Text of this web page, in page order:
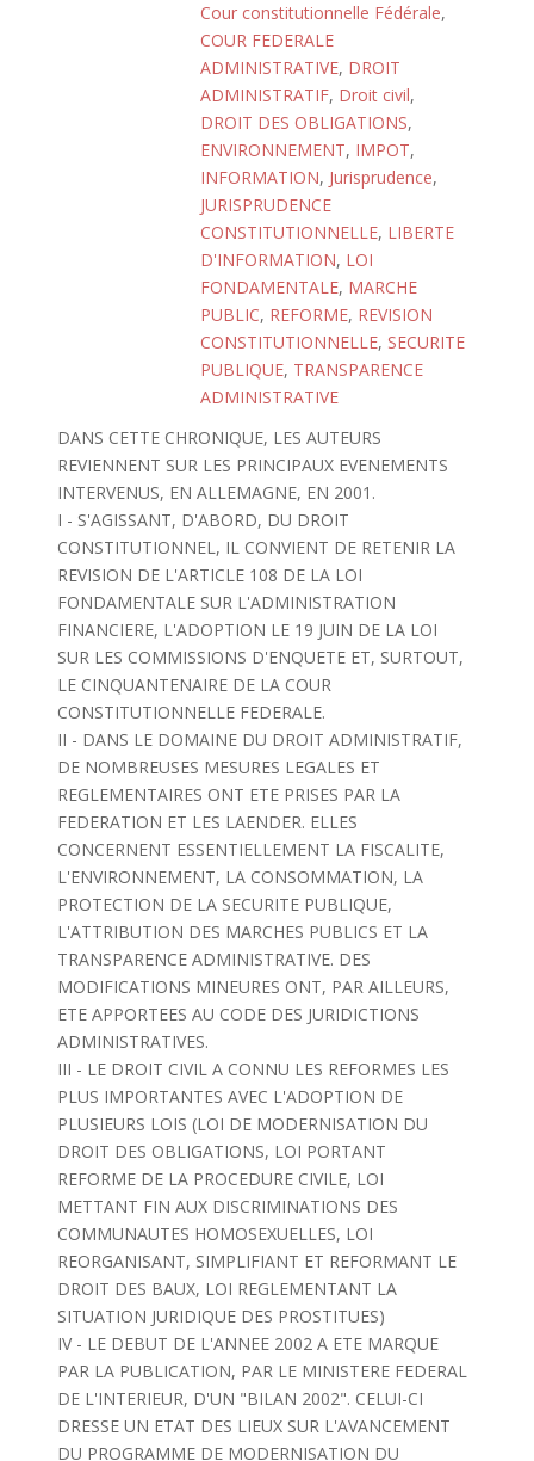
Cour constitutionnelle Fédérale,
COUR FEDERALE
ADMINISTRATIVE, DROIT
ADMINISTRATIF, Droit civil,
DROIT DES OBLIGATIONS,
ENVIRONNEMENT, IMPOT,
INFORMATION, Jurisprudence,
JURISPRUDENCE
CONSTITUTIONNELLE, LIBERTE
D'INFORMATION, LOI
FONDAMENTALE, MARCHE
PUBLIC, REFORME, REVISION
CONSTITUTIONNELLE, SECURITE
PUBLIQUE, TRANSPARENCE
ADMINISTRATIVE
DANS CETTE CHRONIQUE, LES AUTEURS
REVIENNENT SUR LES PRINCIPAUX EVENEMENTS
INTERVENUS, EN ALLEMAGNE, EN 2001.
I - S'AGISSANT, D'ABORD, DU DROIT
CONSTITUTIONNEL, IL CONVIENT DE RETENIR LA
REVISION DE L'ARTICLE 108 DE LA LOI
FONDAMENTALE SUR L'ADMINISTRATION
FINANCIERE, L'ADOPTION LE 19 JUIN DE LA LOI
SUR LES COMMISSIONS D'ENQUETE ET, SURTOUT,
LE CINQUANTENAIRE DE LA COUR
CONSTITUTIONNELLE FEDERALE.
II - DANS LE DOMAINE DU DROIT ADMINISTRATIF,
DE NOMBREUSES MESURES LEGALES ET
REGLEMENTAIRES ONT ETE PRISES PAR LA
FEDERATION ET LES LAENDER. ELLES
CONCERNENT ESSENTIELLEMENT LA FISCALITE,
L'ENVIRONNEMENT, LA CONSOMMATION, LA
PROTECTION DE LA SECURITE PUBLIQUE,
L'ATTRIBUTION DES MARCHES PUBLICS ET LA
TRANSPARENCE ADMINISTRATIVE. DES
MODIFICATIONS MINEURES ONT, PAR AILLEURS,
ETE APPORTEES AU CODE DES JURIDICTIONS
ADMINISTRATIVES.
III - LE DROIT CIVIL A CONNU LES REFORMES LES
PLUS IMPORTANTES AVEC L'ADOPTION DE
PLUSIEURS LOIS (LOI DE MODERNISATION DU
DROIT DES OBLIGATIONS, LOI PORTANT
REFORME DE LA PROCEDURE CIVILE, LOI
METTANT FIN AUX DISCRIMINATIONS DES
COMMUNAUTES HOMOSEXUELLES, LOI
REORGANISANT, SIMPLIFIANT ET REFORMANT LE
DROIT DES BAUX, LOI REGLEMENTANT LA
SITUATION JURIDIQUE DES PROSTITUES)
IV - LE DEBUT DE L'ANNEE 2002 A ETE MARQUE
PAR LA PUBLICATION, PAR LE MINISTERE FEDERAL
DE L'INTERIEUR, D'UN "BILAN 2002". CELUI-CI
DRESSE UN ETAT DES LIEUX SUR L'AVANCEMENT
DU PROGRAMME DE MODERNISATION DU